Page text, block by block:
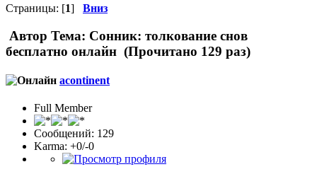
Страницы: [1] Вниз
Автор Тема: Сонник: толкование снов
бесплатно онлайн (Прочитано 129 раз)
acontinent
Full Member
Сообщений: 129
Karma: +0/-0